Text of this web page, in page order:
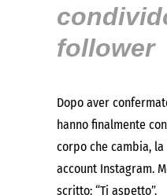
follower
Dopo aver
hanno finalmente
corpo che cambia,
account Instagram.
scritto: “Ti aspetto”.